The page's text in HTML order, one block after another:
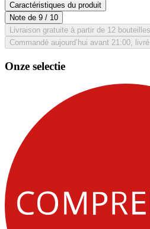
Caractéristiques du produit
Note de 9 / 10
Livraison gratuite à partir de 12
Commandé aujourd’hui avant 21:00,
Onze selectie